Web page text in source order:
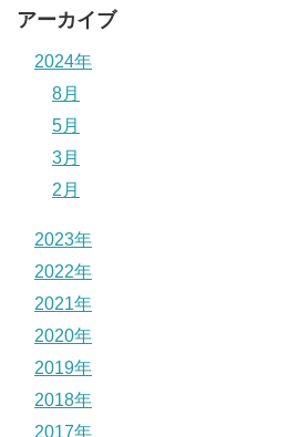
アーカイブ
2024年
8月
5月
3月
2月
2023年
2022年
2021年
2020年
2019年
2018年
2017年